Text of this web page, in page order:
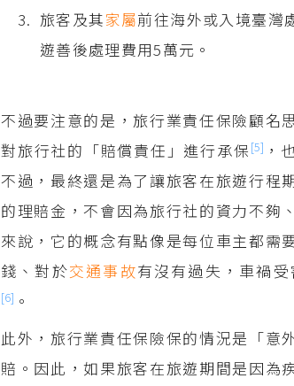
旅客及其家屬前往海外或入境臺灣
遊善後處理費用5萬元。
不過要注意的是，旅行業責任保險顧名
對旅行社的「賠償責任」進行承保 [5] ，
不過，最終還是為了讓旅客在旅遊行程
的理賠金，不會因為旅行社的資力不夠
來說，它的概念有點像是每位車主都需
錢、對於交通事故有沒有過失，車禍
[6] 。
此外，旅行業責任保險保的情況是「意
賠。因此，如果旅客在旅遊期間是因為